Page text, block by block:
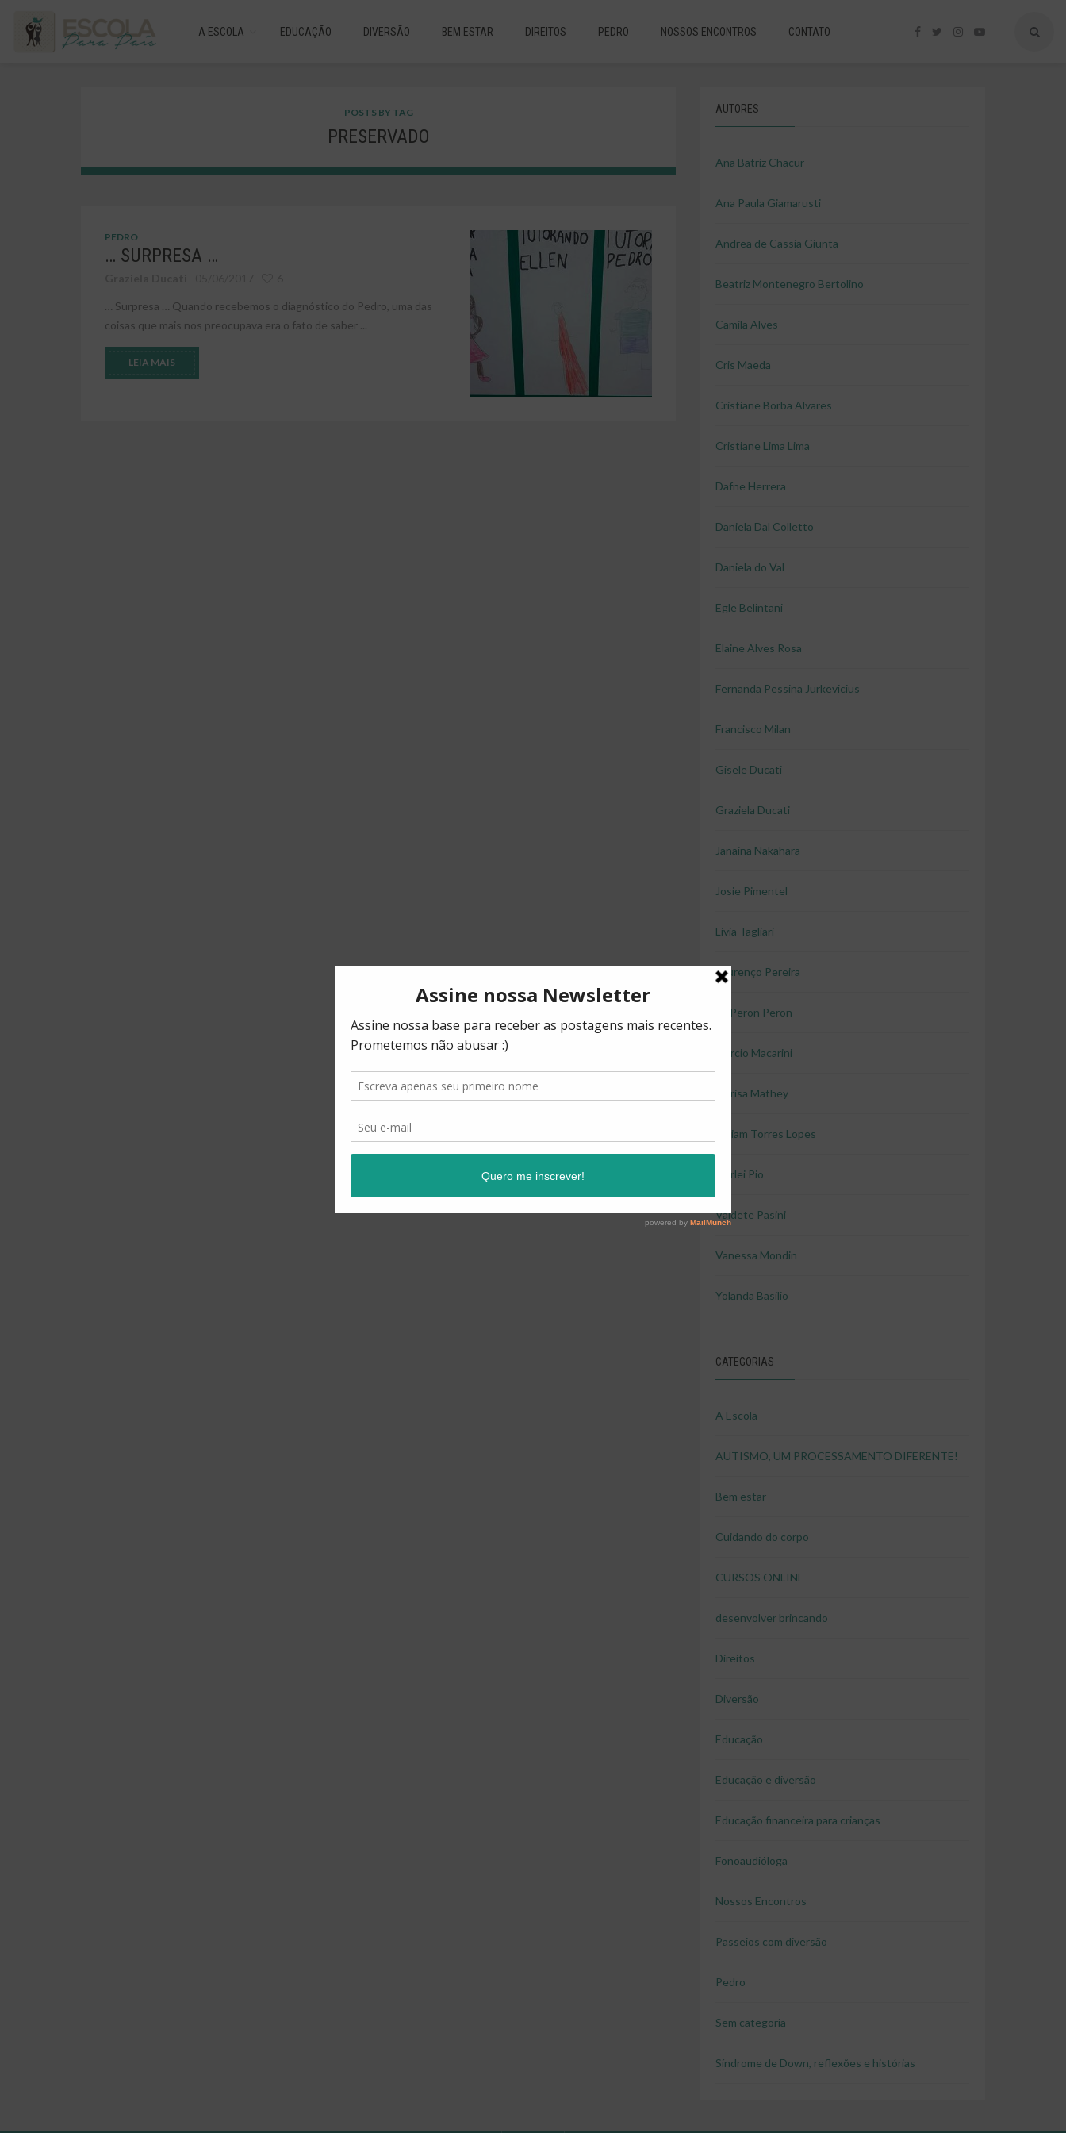
A ESCOLA EDUCAÇÃO DIVERSÃO BEM ESTAR DIREITOS PEDRO NOSSOS ENCONTROS CONTATO
POSTS BY TAG
PRESERVADO
PEDRO
… SURPRESA …
… Surpresa … Quando recebemos o diagnóstico do Pedro, uma das
coisas que mais nos preocupava era o fato de saber ...
LEIA MAIS
AUTORES
Ana Batriz Chacur
Ana Paula Giamarusti
Andrea de Cassia Giunta
Beatriz Montenegro Bertolino
Camila Alves
Cris Maeda
Cristiane Borba Alvares
Cristiane Lima Lima
Dafne Herrera
Daniela Dal Colletto
Daniela do Val
Egle Belintani
Elaine Alves Rosa
Fernanda Pessina Jurkevicius
Francisco Milan
Gisele Ducati
Graziela Ducati
Janaina Nakahara
Josie Pimentel
Livia Tagliari
Lourenço Pereira
Lu Peron Peron
Marcio Macarini
Marisa Mathey
Miriam Torres Lopes
Shirlei Pio
Valdete Pasini
Vanessa Mondin
Yolanda Basilio
CATEGORIAS
A Escola
AUTISMO, UM PROCESSAMENTO DIFERENTE!
Bem estar
Cuidando do corpo
CURSOS ONLINE
desenvolver brincando
Direitos
Diversão
Educação
Educação e diversão
Educação financeira para crianças
Fonoaudióloga
Nossos Encontros
Passeios com diversão
Pedro
Sem categoria
Síndrome de Down, reflexões e histórias